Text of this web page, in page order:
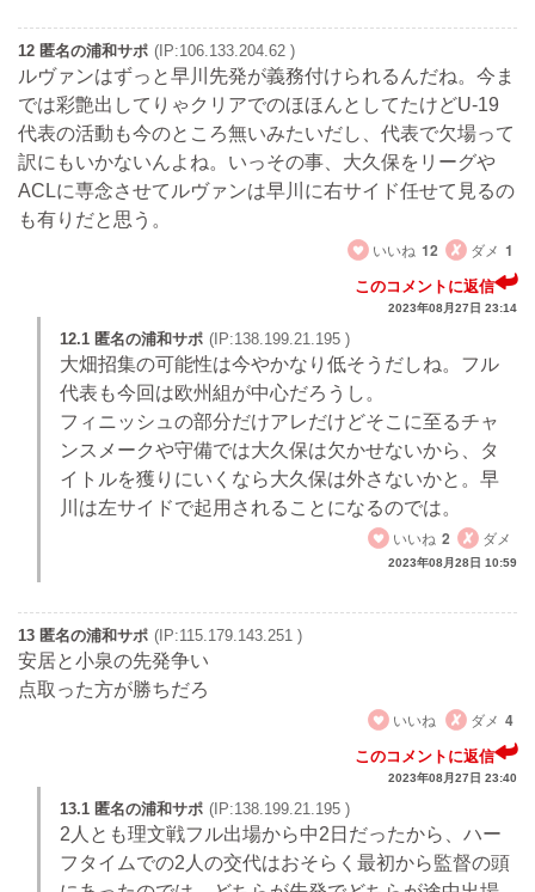
12 匿名の浦和サポ (IP:106.133.204.62 )
ルヴァンはずっと早川先発が義務付けられるんだね。今ま
では彩艶出してりゃクリアでのほほんとしてたけどU-19
代表の活動も今のところ無いみたいだし、代表で欠場って
訳にもいかないんよね。いっその事、大久保をリーグや
ACLに専念させてルヴァンは早川に右サイド任せて見るの
も有りだと思う。
いいね 12 ダメ 1
このコメントに返信
2023年08月27日 23:14
12.1 匿名の浦和サポ (IP:138.199.21.195 )
大畑招集の可能性は今やかなり低そうだしね。フル
代表も今回は欧州組が中心だろうし。
フィニッシュの部分だけアレだけどそこに至るチャ
ンスメークや守備では大久保は欠かせないから、タ
イトルを獲りにいくなら大久保は外さないかと。早
川は左サイドで起用されることになるのでは。
いいね 2 ダメ
2023年08月28日 10:59
13 匿名の浦和サポ (IP:115.179.143.251 )
安居と小泉の先発争い
点取った方が勝ちだろ
いいね
ダメ 4
このコメントに返信
2023年08月27日 23:40
13.1 匿名の浦和サポ (IP:138.199.21.195 )
2人とも理文戦フル出場から中2日だったから、ハー
フタイムでの2人の交代はおそらく最初から監督の頭